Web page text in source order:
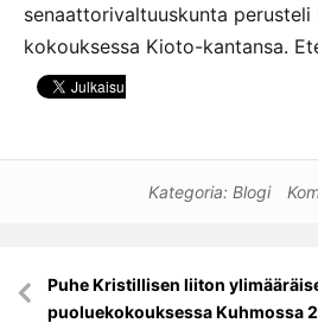
senaattorivaltuuskunta perusteli
kokouksessa Kioto-kantansa.
Kategoria: Blogi
selausPuhe Kristillisen liiton
puoluekokouksessa Kuhmossa